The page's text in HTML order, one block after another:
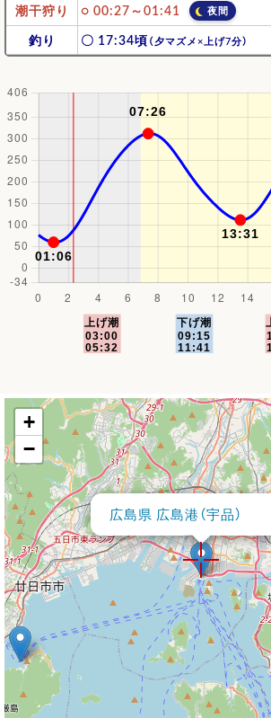
潮干狩り ○ 00:27～01:41 夜間
釣り 〇 17:34頃（夕マズメ×上げ7分）
広島県 広島港（宇品）
+
−